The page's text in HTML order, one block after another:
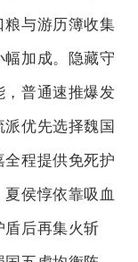
粮与游历簿收集
加成。隐藏守
，普通速推爆发
优先选择魏国
程提供免死护
侯惇依靠吸血
盾后再集火斩